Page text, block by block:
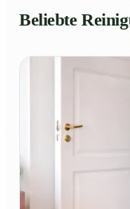
Beliebte